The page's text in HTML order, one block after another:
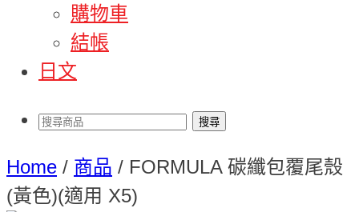
購物車
結帳
日文
Home / 商品 / FORMULA 碳纖包覆尾殼
(黃色)(適用 X5)